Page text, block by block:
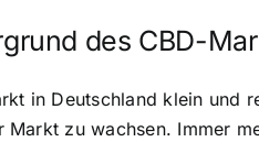
des CBD-
in Deutschland klein und
zu wachsen. Immer